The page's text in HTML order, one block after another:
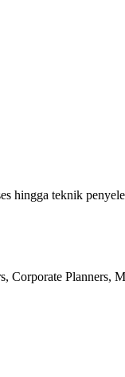
hingga teknik
Planners,